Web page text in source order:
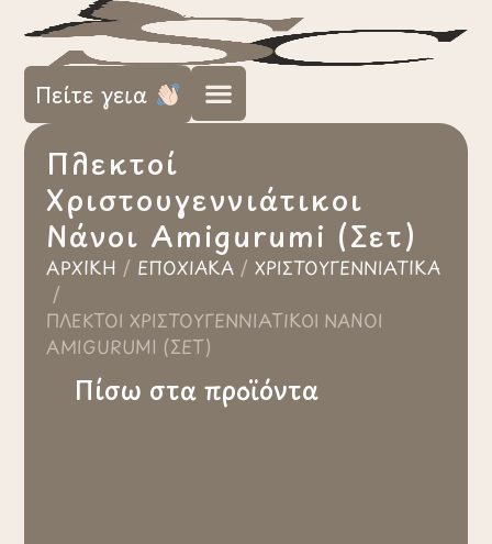
Πείτε γεια
Πλεκτοί
Χριστουγεννιάτικοι
Νάνοι Amigurumi (Σετ)
ΑΡΧΙΚΉ / ΕΠΟΧΙΑΚΆ / ΧΡΙΣΤΟΥΓΕΝΝΙΆΤΙΚΑ
/
ΠΛΕΚΤΟΊ ΧΡΙΣΤΟΥΓΕΝΝΙΆΤΙΚΟΙ ΝΆΝΟΙ
AMIGURUMI (ΣΕΤ)
Πίσω στα προϊόντα